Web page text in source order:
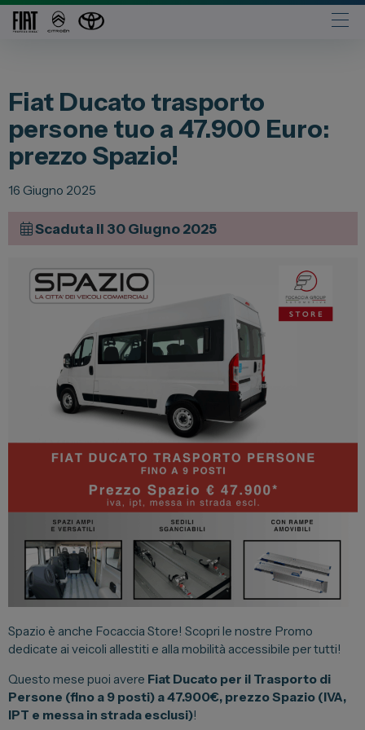
Fiat
Abarth
Lancia
Alfa Romeo
Jeep
Opel
Peugeot
Citroen
Veicoli Commerciali
Fiat Professional
Citroen
Toyota
Servizi
Auto Usate e Km Zero
Officina
Fiat Ducato trasporto
persone tuo a 47.900 Euro:
prezzo Spazio!
16 Giugno 2025
Scaduta il 30 Giugno 2025
Spazio è anche Focaccia Store! Scopri le nostre Promo
dedicate ai veicoli allestiti e alla mobilità accessibile per tutti!
Questo mese puoi avere Fiat Ducato per il Trasporto di
Persone (fino a 9 posti) a 47.900€, prezzo Spazio (IVA,
IPT e messa in strada esclusi)!